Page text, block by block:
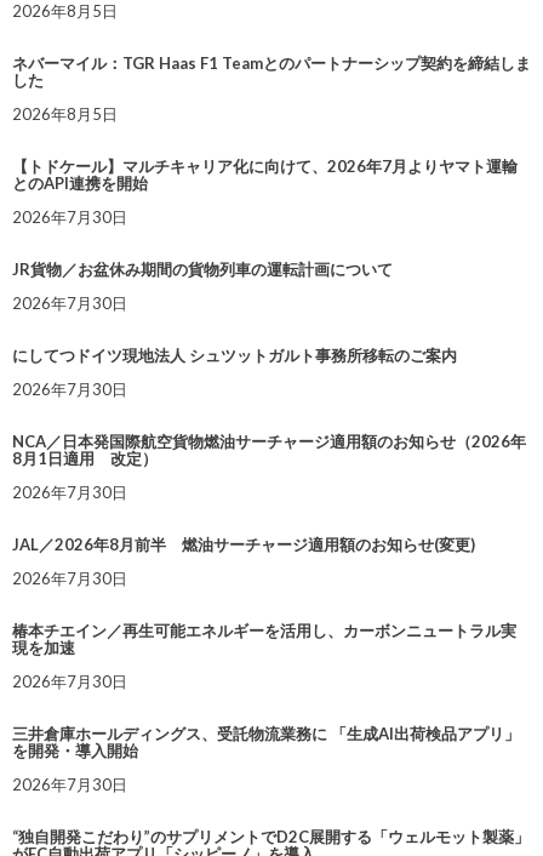
2026年8月5日
ネバーマイル：TGR Haas F1 Teamとのパートナーシップ契約を締結しま
した
2026年8月5日
【トドケール】マルチキャリア化に向けて、2026年7月よりヤマト運輸
とのAPI連携を開始
2026年7月30日
JR貨物／お盆休み期間の貨物列車の運転計画について
2026年7月30日
にしてつドイツ現地法人 シュツットガルト事務所移転のご案内
2026年7月30日
NCA／日本発国際航空貨物燃油サーチャージ適用額のお知らせ（2026年
8月1日適用 改定）
2026年7月30日
JAL／2026年8月前半 燃油サーチャージ適用額のお知らせ(変更)
2026年7月30日
椿本チエイン／再生可能エネルギーを活用し、カーボンニュートラル実
現を加速
2026年7月30日
三井倉庫ホールディングス、受託物流業務に 「生成AI出荷検品アプリ」
を開発・導入開始
2026年7月30日
“独自開発こだわり”のサプリメントでD2C展開する「ウェルモット製薬」